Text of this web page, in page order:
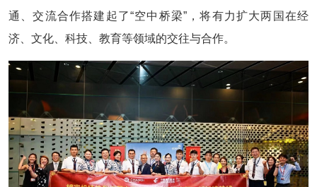
通、交流合作搭建起了“空中桥梁”，将有力扩大两国在经
济、文化、科技、教育等领域的交往与合作。